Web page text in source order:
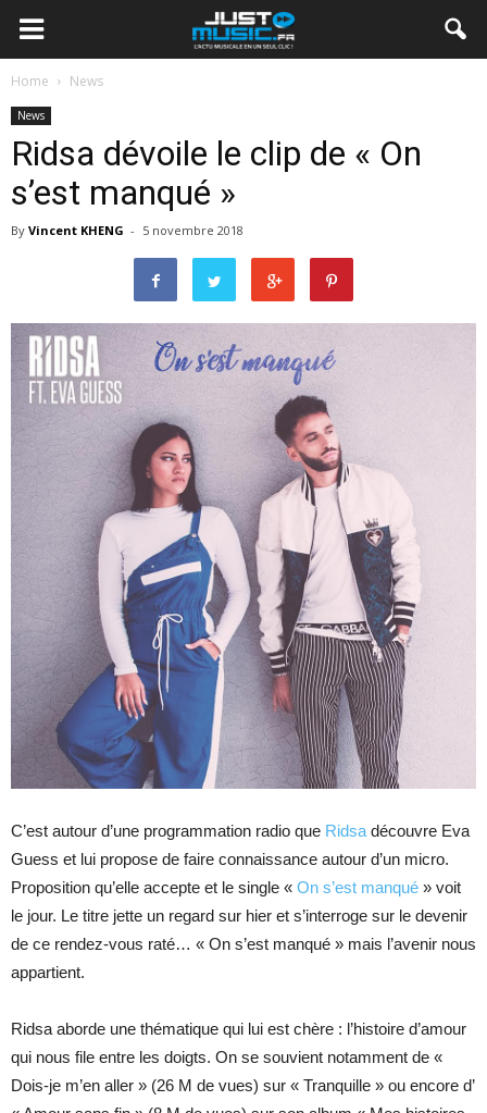
Home News
News
Ridsa dévoile le clip de « On
s’est manqué »
By Vincent KHENG - 5 novembre 2018
C’est autour d’une programmation radio que Ridsa découvre Eva
Guess et lui propose de faire connaissance autour d’un micro.
Proposition qu’elle accepte et le single « On s’est manqué » voit
le jour. Le titre jette un regard sur hier et s’interroge sur le devenir
de ce rendez-vous raté… « On s’est manqué » mais l’avenir nous
appartient.
Ridsa aborde une thématique qui lui est chère : l’histoire d’amour
qui nous file entre les doigts. On se souvient notamment de «
Dois-je m’en aller » (26 M de vues) sur « Tranquille » ou encore d’